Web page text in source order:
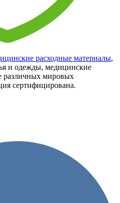
расходные материалы,
и одежды, медицинские
различных мировых
сертифицирована.